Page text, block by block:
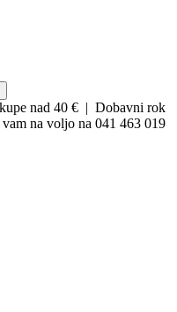
nad 40 € | Dobavni rok
na voljo na 041 463 019